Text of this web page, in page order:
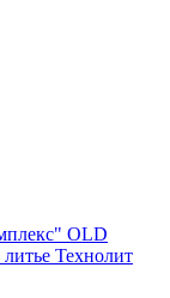
OLD
Технолит